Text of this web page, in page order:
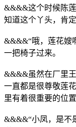
&&&&这个时候陈
知道这个丫头，肯
&&&&“哦，莲花嫂
一把椅子过来。
&&&&虽然在厂里
一直都是很尊敬莲
里有着很重要的位置
&&&&“小凤，是不